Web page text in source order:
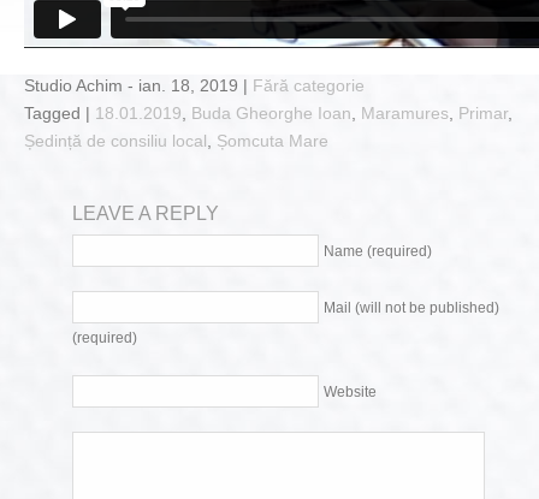
Studio Achim - ian. 18, 2019 | Fără categorie
Tagged | 18.01.2019 Buda Gheorghe Ioan Maramures Primar,
Ședință de consiliu local
Șomcuta Mare
LEAVE A REPLY
Name (required)
Mail (will not be published)
(required)
Website